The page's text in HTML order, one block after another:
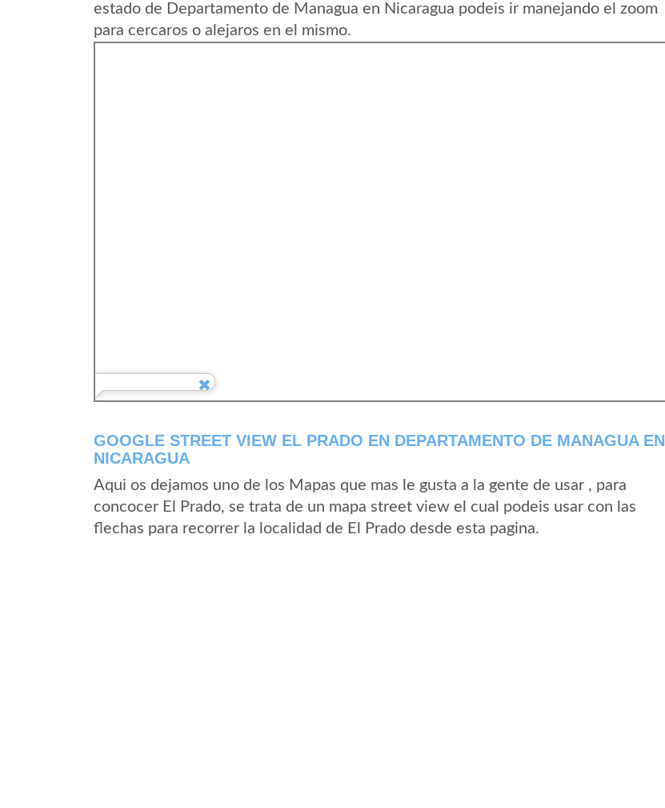
estado de Departamento de Managua en Nicaragua podeis ir manejando el zoom
para cercaros o alejaros en el mismo.
GOOGLE STREET VIEW EL PRADO EN DEPARTAMENTO DE MANAGUA EN
NICARAGUA
Aqui os dejamos uno de los Mapas que mas le gusta a la gente de usar , para
concocer El Prado, se trata de un mapa street view el cual podeis usar con las
flechas para recorrer la localidad de El Prado desde esta pagina.